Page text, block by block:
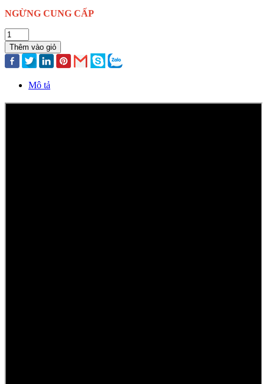
NGỪNG CUNG CẤP
Thêm vào giỏ
Mô tả